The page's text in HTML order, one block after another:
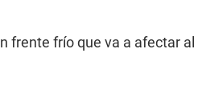
frente frío que va a afectar al